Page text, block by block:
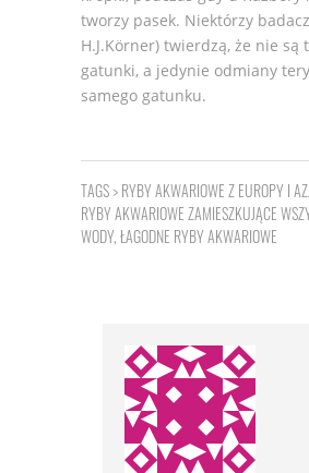
tworzy pasek. Niektórzy
H.J.Körner) twierdzą, że nie są
gatunki, a jedynie odmiany
samego gatunku.
TAGS >RYBY AKWARIOWE Z EUROPY I
RYBY AKWARIOWE ZAMIESZKUJĄCE
WODY,ŁAGODNE RYBY AKWARIOWE